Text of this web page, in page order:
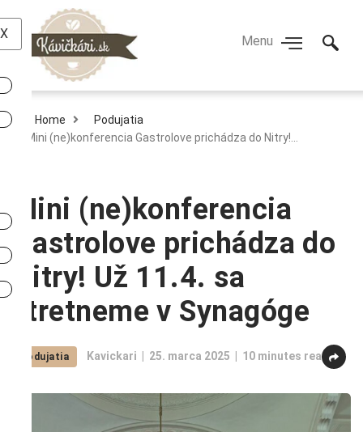
X
Home
Podujatia
Mini (ne)konferencia Gastrolove prichádza do Nitry!…
Mini (ne)konferencia
Gastrolove prichádza do
Nitry! Už 11.4. sa
stretneme v Synagóge
Podujatia Kavickari 25. marca 2025 10 minutes read